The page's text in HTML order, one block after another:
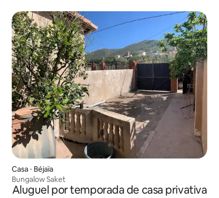
Casa ⋅ Béjaïa
Bungalow Saket
Aluguel por temporada de casa privativa